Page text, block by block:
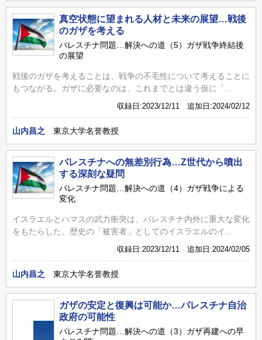
真空状態に望まれる人材と未来の展望…戦後
のガザを考える
パレスチナ問題…解決への道（5）ガザ戦争終結後
の展望
戦後のガザを考えることは、戦争の不毛性について考えることに
もつながる。ガザに必要なのは、これまでとは違う仮に「...
収録日:2023/12/11 追加日:2024/02/12
山内昌之 東京大学名誉教授
パレスチナへの無差別行為…Z世代から噴出
する深刻な疑問
パレスチナ問題…解決への道（4）ガザ戦争による
変化
イスラエルとハマスの武力衝突は、パレスチナ内外に重大な変化
をもたらした。歴史の「被害者」としてのイスラエルのイ...
収録日:2023/12/11 追加日:2024/02/05
山内昌之 東京大学名誉教授
ガザの安定と復興は可能か…パレスチナ自治
政府の可能性
パレスチナ問題…解決への道（3）ガザ再建への早